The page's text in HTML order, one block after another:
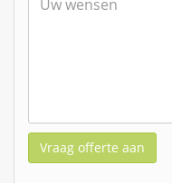
Vraag offerte aan